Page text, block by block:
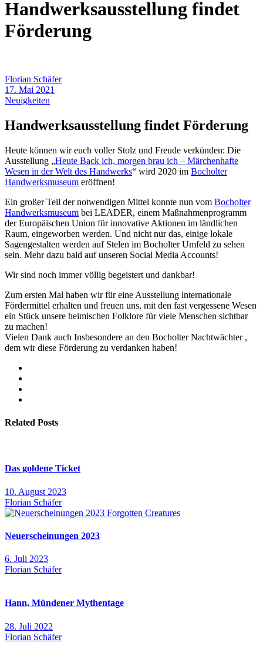
Handwerksausstellung findet
Förderung
Florian Schäfer
17. Mai 2021
Neuigkeiten
Handwerksausstellung findet Förderung
Heute können wir euch voller Stolz und Freude verkünden: Die
Ausstellung „Heute Back ich, morgen brau ich – Märchenhafte
Wesen in der Welt des Handwerks“ wird 2020 im Bocholter
Handwerksmuseum eröffnen!
Ein großer Teil der notwendigen Mittel konnte nun vom Bocholter
Handwerksmuseum bei LEADER, einem Maßnahmenprogramm
der Europäischen Union für innovative Aktionen im ländlichen
Raum, eingeworben werden. Und nicht nur das, einige lokale
Sagengestalten werden auf Stelen im Bocholter Umfeld zu sehen
sein. Mehr dazu bald auf unseren Social Media Accounts!
Wir sind noch immer völlig begeistert und dankbar!
Zum ersten Mal haben wir für eine Ausstellung internationale
Fördermittel erhalten und freuen uns, mit den fast vergessene Wesen
ein Stück unsere heimischen Folklore für viele Menschen sichtbar
zu machen!
Vielen Dank auch Insbesondere an den Bocholter Nachtwächter ,
dem wir diese Förderung zu verdanken haben!
Related Posts
Das goldene Ticket
10. August 2023
Florian Schäfer
Neuerscheinungen 2023
6. Juli 2023
Florian Schäfer
Hann. Mündener Mythentage
28. Juli 2022
Florian Schäfer